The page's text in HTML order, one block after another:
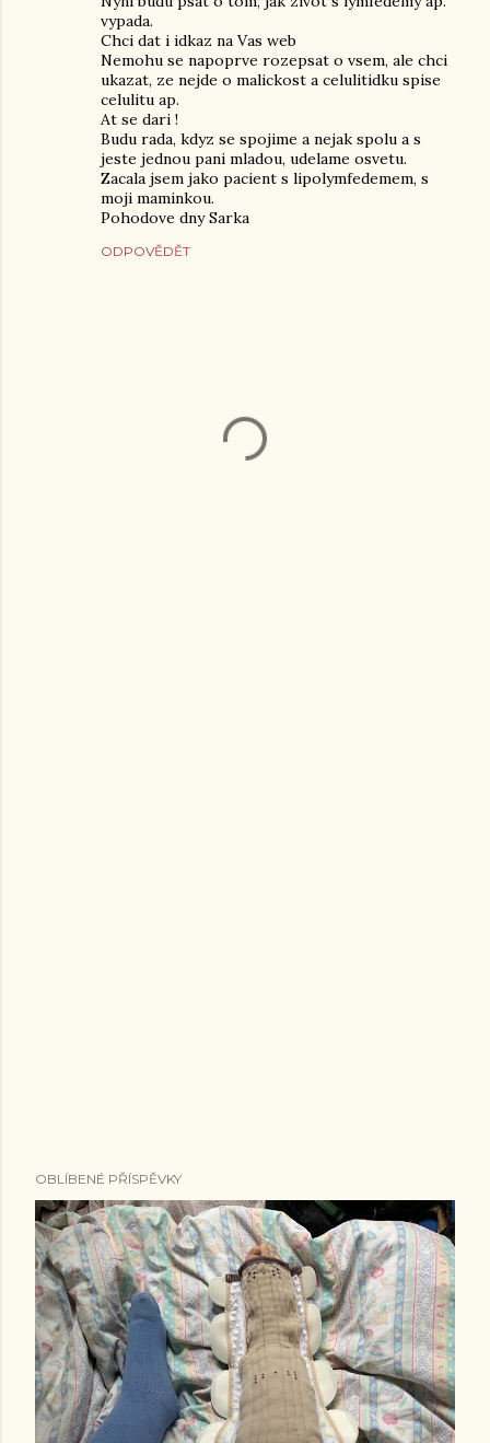
vypada.
Chci dat i idkaz na Vas web
Nemohu se napoprve rozepsat o vsem, ale chci
ukazat, ze nejde o malickost a celulitidku spise
celulitu ap.
At se dari !
Budu rada, kdyz se spojime a nejak spolu a s
jeste jednou pani mladou, udelame osvetu.
Zacala jsem jako pacient s lipolymfedemem, s
moji maminkou.
Pohodove dny Sarka
ODPOVĚDĚT
OBLÍBENÉ PŘÍSPĚVKY